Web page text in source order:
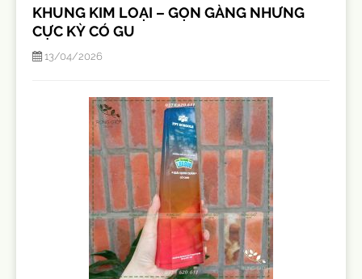
KHUNG KIM LOẠI – GỌN GÀNG NHƯNG
CỰC KỲ CÓ GU
13/04/2026